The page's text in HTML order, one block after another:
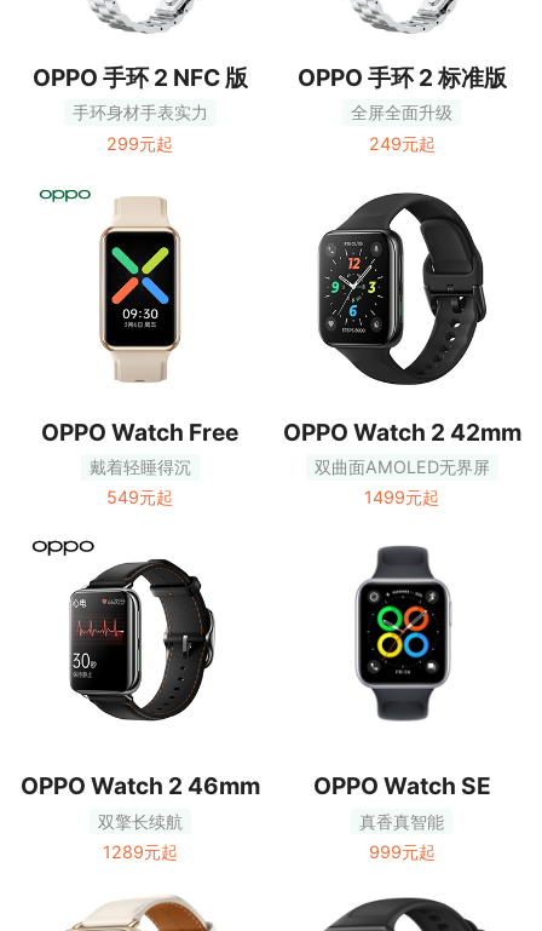
OPPO 手环 2 NFC 版
手环身材手表实力
299元起
OPPO 手环 2 标准版
全屏全面升级
249元起
OPPO Watch Free
戴着轻睡得沉
549元起
OPPO Watch 2 42mm
双曲面AMOLED无界屏
1499元起
OPPO Watch 2 46mm
双擎长续航
1289元起
OPPO Watch SE
真香真智能
999元起